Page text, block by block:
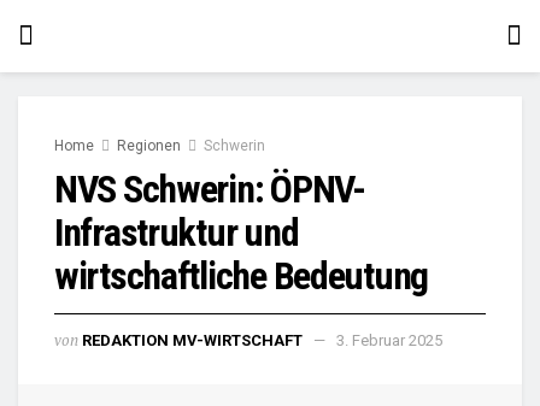
Home Regionen Schwerin
NVS Schwerin: ÖPNV-
Infrastruktur und
wirtschaftliche Bedeutung
von REDAKTION MV-WIRTSCHAFT 3. Februar 2025